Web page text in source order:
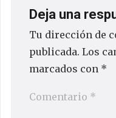
Deja una
Tu dirección de
publicada. Los
marcados con *